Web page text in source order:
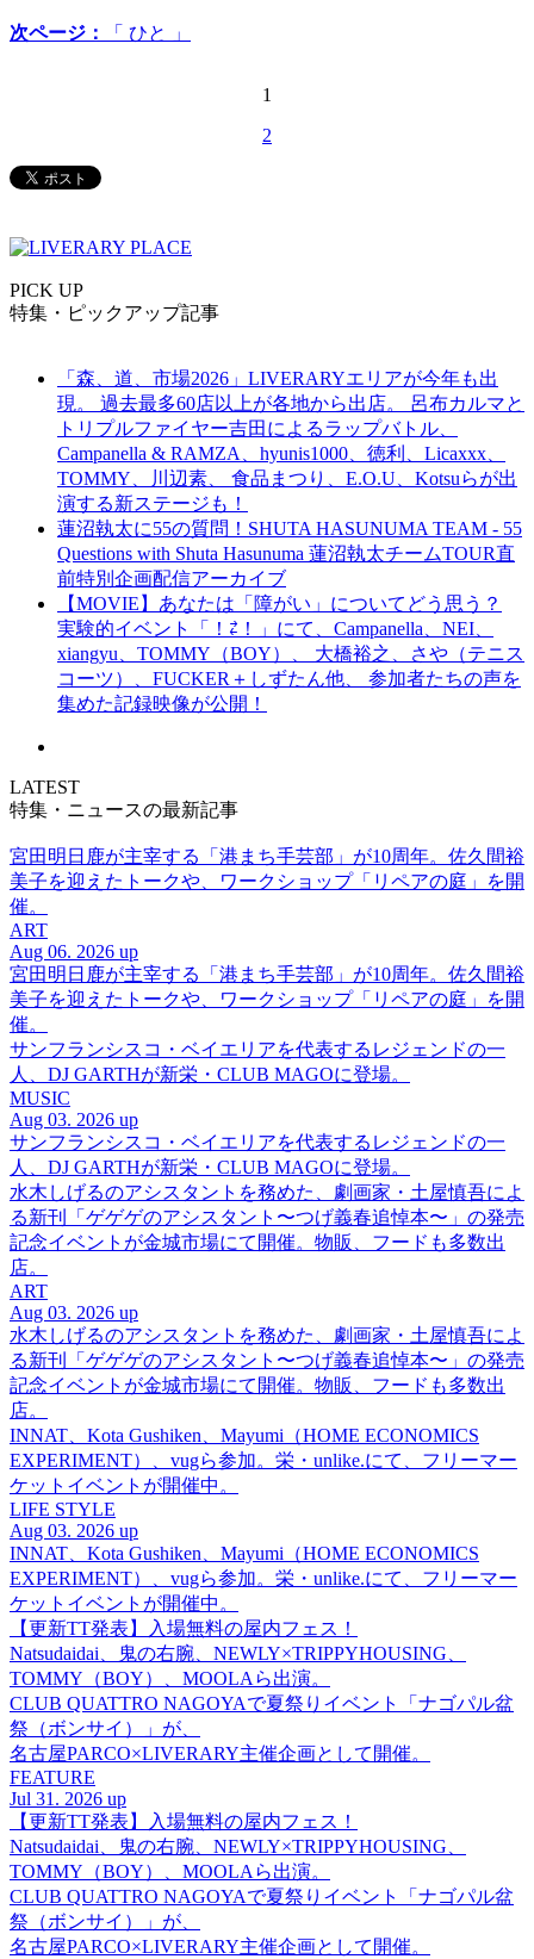
次ページ： 「 ひと 」
1
2
PICK UP
特集・ピックアップ記事
「森、道、市場2026」LIVERARYエリアが今年も出
現。 過去最多60店以上が各地から出店。 呂布カルマと
トリプルファイヤー吉田によるラップバトル、
Campanella & RAMZA、hyunis1000、徳利、Licaxxx、
TOMMY、川辺素、 食品まつり、E.O.U、Kotsuらが出
演する新ステージも！
蓮沼執太に55の質問！SHUTA HASUNUMA TEAM - 55
Questions with Shuta Hasunuma 蓮沼執太チームTOUR直
前特別企画配信アーカイブ
【MOVIE】あなたは「障がい」についてどう思う？
実験的イベント「！⇄！」にて、Campanella、NEI、
xiangyu、TOMMY（BOY）、 大橋裕之、さや（テニス
コーツ）、FUCKER＋しずたん他、 参加者たちの声を
集めた記録映像が公開！
LATEST
特集・ニュースの最新記事
宮田明日鹿が主宰する「港まち手芸部」が10周年。佐久間裕
美子を迎えたトークや、ワークショップ「リペアの庭」を開
催。
ART
Aug 06. 2026 up
宮田明日鹿が主宰する「港まち手芸部」が10周年。佐久間裕
美子を迎えたトークや、ワークショップ「リペアの庭」を開
催。
サンフランシスコ・ベイエリアを代表するレジェンドの一
人、DJ GARTHが新栄・CLUB MAGOに登場。
MUSIC
Aug 03. 2026 up
サンフランシスコ・ベイエリアを代表するレジェンドの一
人、DJ GARTHが新栄・CLUB MAGOに登場。
水木しげるのアシスタントを務めた、劇画家・土屋慎吾によ
る新刊「ゲゲゲのアシスタント〜つげ義春追悼本〜」の発売
記念イベントが金城市場にて開催。物販、フードも多数出
店。
ART
Aug 03. 2026 up
水木しげるのアシスタントを務めた、劇画家・土屋慎吾によ
る新刊「ゲゲゲのアシスタント〜つげ義春追悼本〜」の発売
記念イベントが金城市場にて開催。物販、フードも多数出
店。
INNAT、Kota Gushiken、Mayumi（HOME ECONOMICS
EXPERIMENT）、vugら参加。栄・unlike.にて、フリーマー
ケットイベントが開催中。
LIFE STYLE
Aug 03. 2026 up
INNAT、Kota Gushiken、Mayumi（HOME ECONOMICS
EXPERIMENT）、vugら参加。栄・unlike.にて、フリーマー
ケットイベントが開催中。
【更新TT発表】入場無料の屋内フェス！
Natsudaidai、鬼の右腕、NEWLY×TRIPPYHOUSING、
TOMMY（BOY）、MOOLAら出演。
CLUB QUATTRO NAGOYAで夏祭りイベント「ナゴパル盆
祭（ボンサイ）」が、
名古屋PARCO×LIVERARY主催企画として開催。
FEATURE
Jul 31. 2026 up
【更新TT発表】入場無料の屋内フェス！
Natsudaidai、鬼の右腕、NEWLY×TRIPPYHOUSING、
TOMMY（BOY）、MOOLAら出演。
CLUB QUATTRO NAGOYAで夏祭りイベント「ナゴパル盆
祭（ボンサイ）」が、
名古屋PARCO×LIVERARY主催企画として開催。